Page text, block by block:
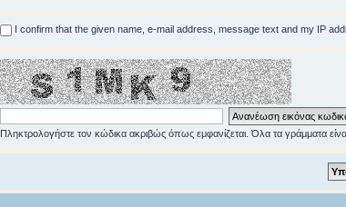
I confirm that the given name, e-mail address, message text and my IP
Πληκτρολογήστε τον κώδικα ακριβώς όπως εμφανίζεται. Όλα τα γράμματα